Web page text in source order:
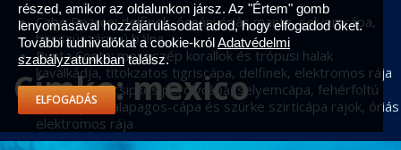
Címke:mexico
Cabo Pearce: delfinek, óceáni óriás manta, selyemcápa,
hosszúszárnyú bálna
Punta Costa: meseszép korallok és trópusi halak
kavalkádja, titokzatos tigriscápa, delfinek, elektromos rája
Roca O’Neil: csipkés pörölycápa, selyemcápa, fehérfoltú
szirticápa, Galapagos-cápa és szürke szirticápa rajok, óriás
elektromos rája
részed, amikor az oldalunkon jársz. Az "Értem" gomb
lenyomásával hozzájárulásodat adod, hogy elfogadod őket.
További tudnivalókat a cookie-królAdatvédelmi
szabályzatunkbantalálsz.
ELFOGADÁS